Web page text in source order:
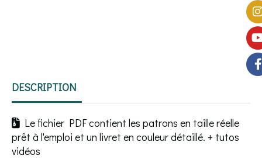
DESCRIPTION
 Le fichier PDF contient les patrons en taille réelle
prêt à l'emploi et un livret en couleur détaillé. + tutos
vidéos